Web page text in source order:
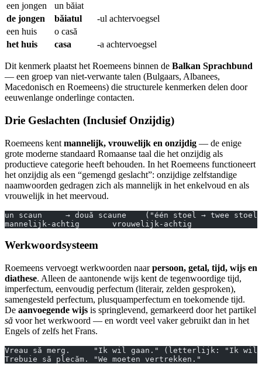
een jongen
un băiat
de jongen
băiatul
-ul achtervoegsel
een huis
o casă
het huis
casa -a achtervoegsel
Dit kenmerk plaatst het Roemeens binnen de Balkan Sprachbund
— een groep van niet-verwante talen (Bulgaars, Albanees,
Macedonisch en Roemeens) die structurele kenmerken delen door
eeuwenlange onderlinge contacten.
Drie Geslachten (Inclusief Onzijdig)
Roemeens kent mannelijk, vrouwelijk en onzijdig — de enige
grote moderne standaard Romaanse taal die het onzijdig als
productieve categorie heeft behouden. In het Roemeens functioneert
het onzijdig als een “gemengd geslacht”: onzijdige zelfstandige
naamwoorden gedragen zich als mannelijk in het enkelvoud en als
vrouwelijk in het meervoud.
un scaun     → două scaune    ("één stoel → twee
mannelijk-achtig       vrouwelijk-achtig
Werkwoordsysteem
Roemeens vervoegt werkwoorden naarpersoon, getal, tijd, wijs en
diathese. Alleen de aantonende wijs kent de tegenwoordige tijd,
imperfectum, eenvoudig perfectum (literair, zelden gesproken),
samengesteld perfectum, plusquamperfectum en toekomende tijd.
De aanvoegende wijs is springlevend, gemarkeerd door het partikel
să voor het werkwoord — en wordt veel vaker gebruikt dan in het
Engels of zelfs het Frans.
Vreau să merg.     "Ik wil gaan." (letterlijk: "Ik wil
Trebuie să plecăm. "We moeten vertrekken."